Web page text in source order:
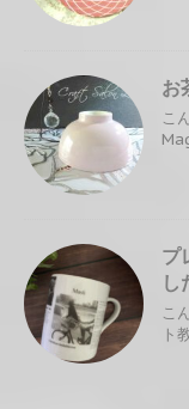
お
こ
プ
し
こ
ト